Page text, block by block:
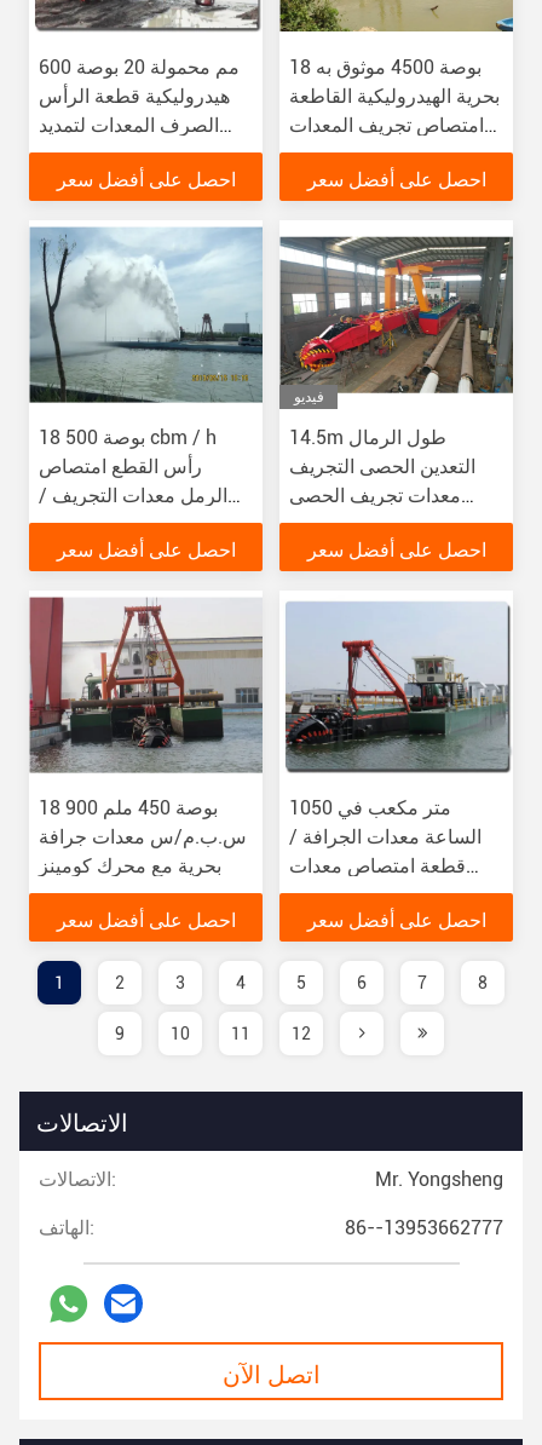
600 مم محمولة 20 بوصة
هيدروليكية قطعة الرأس
الصرف المعدات لتمديد
الميناء قدرة 6000m3 / h
احصل على أفضل سعر
18 بوصة 4500 موثوق به
بحرية الهيدروليكية القاطعة
امتصاص تجريف المعدات
للجرافة الميناء
احصل على أفضل سعر
18 بوصة 500 cbm / h
رأس القطع امتصاص
الرمل معدات التجريف /
سفينة تجريف الوحل
للتعدين التجريف
احصل على أفضل سعر
فيديو
14.5m طول الرمال
التعدين الحصى التجريف
معدات تجريف الحصى
لمسافة التفريغ
احصل على أفضل سعر
18 بوصة 450 ملم 900
س.ب.م/س معدات جرافة
بحرية مع محرك كومينز
احصل على أفضل سعر
1050 متر مكعب في
الساعة معدات الجرافة /
قطعة امتصاص معدات
الجرافة للاستخدام البحري
احصل على أفضل سعر
1 2 3 4 5 6 7 8
9 10 11 12
الاتصالات
الاتصالات: Mr. Yongsheng
الهاتف: 86--13953662777
اتصل الآن